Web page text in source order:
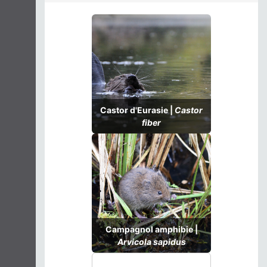
Castor d'Eurasie | Castor
fiber
Campagnol amphibie |
Arvicola sapidus